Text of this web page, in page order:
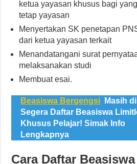
ketua yayasan khusus bagi
tetap yayasan
Menyertakan SK penetapan
dari ketua yayasan terkait
Menandatangani surat
melaksanakan studi
Membuat esai.
Beasiswa Bergengsi
Masih
Segera Daftar Beasiswa
Khusus Pelajar! Simak Info
Lengkapnya
Cara Daftar